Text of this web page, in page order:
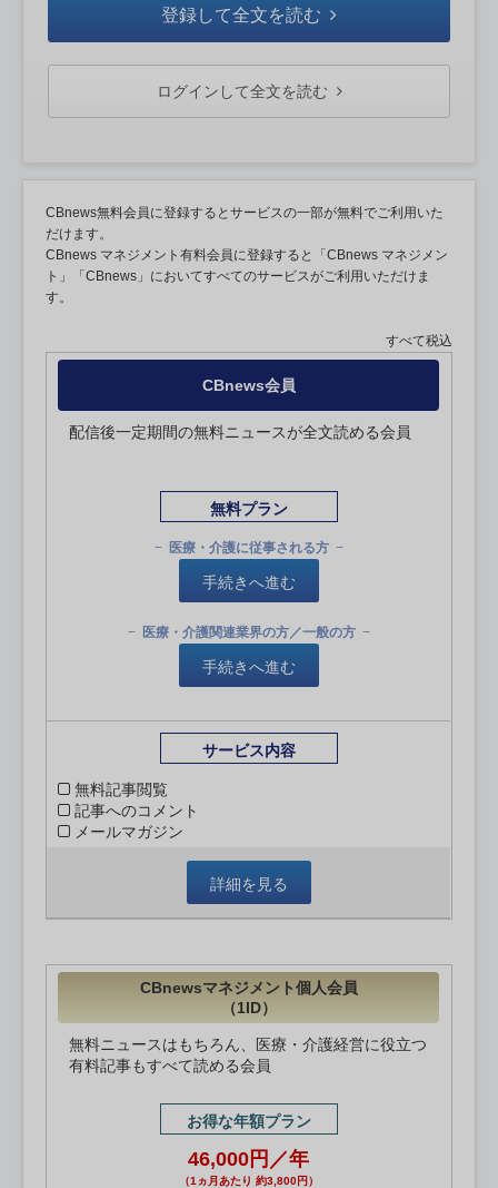
登録して全文を読む
ログインして全文を読む
CBnews無料会員に登録するとサービスの一部が無料でご利用いた
だけます。
CBnews マネジメント有料会員に登録すると「CBnews マネジメン
ト」「CBnews」においてすべてのサービスがご利用いただけま
す。
すべて税込
CBnews会員
配信後一定期間の無料ニュースが全文読める会員
無料プラン
医療・介護に従事される方
手続きへ進む
医療・介護関連業界の方／一般の方
手続きへ進む
サービス内容
無料記事閲覧
記事へのコメント
メールマガジン
詳細を見る
CBnewsマネジメント個人会員
（1ID）
無料ニュースはもちろん、医療・介護経営に役立つ
有料記事もすべて読める会員
お得な年額プラン
46,000円／年
（1ヵ月あたり 約3,800円）